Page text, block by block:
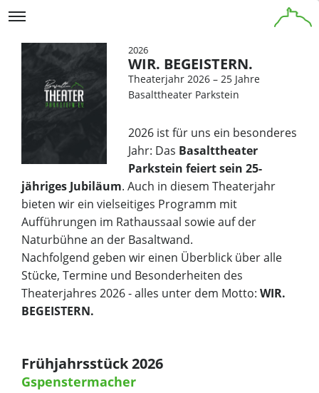
2026
WIR. BEGEISTERN.
Theaterjahr 2026 – 25 Jahre
Basalttheater Parkstein
2026 ist für uns ein besonderes
Jahr: Das Basalttheater
Parkstein feiert sein 25-
jähriges Jubiläum. Auch in diesem Theaterjahr
bieten wir ein vielseitiges Programm mit
Aufführungen im Rathaussaal sowie auf der
Naturbühne an der Basaltwand.
Nachfolgend geben wir einen Überblick über alle
Stücke, Termine und Besonderheiten des
Theaterjahres 2026 - alles unter dem Motto: WIR.
BEGEISTERN.
Frühjahrsstück 2026
Gspenstermacher